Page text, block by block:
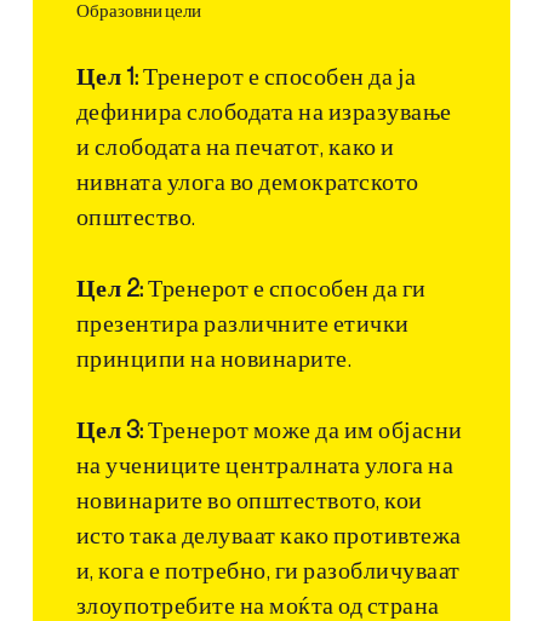
Образовни цели
Цел 1: Тренерот е способен да ја
дефинира слободата на изразување
и слободата на печатот, како и
нивната улога во демократското
општество.
Цел 2: Тренерот е способен да ги
презентира различните етички
принципи на новинарите.
Цел 3: Тренерот може да им објасни
на учениците централната улога на
новинарите во општеството, кои
исто така делуваат како противтежа
и, кога е потребно, ги разобличуваат
злоупотребите на моќта од страна